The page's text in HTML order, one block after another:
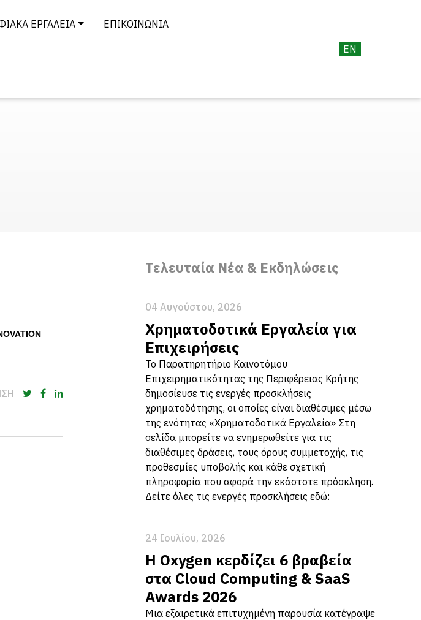
ΕΡΓΑΛΕΊΑ ΕΠΙΚΟΙΝΩΝΊΑ
EN
Τελευταία Νέα & Εκδηλώσεις
04 Αυγούστου, 2026
Χρηματοδοτικά Εργαλεία για
Επιχειρήσεις
Το Παρατηρητήριο Καινοτόμου
Επιχειρηματικότητας της Περιφέρειας Κρήτης
δημοσίευσε τις ενεργές προσκλήσεις
χρηματοδότησης, οι οποίες είναι διαθέσιμες μέσω
της ενότητας «Χρηματοδοτικά Εργαλεία» Στη
σελίδα μπορείτε να ενημερωθείτε για τις
διαθέσιμες δράσεις, τους όρους συμμετοχής, τις
προθεσμίες υποβολής και κάθε σχετική
πληροφορία που αφορά την εκάστοτε πρόσκληση.
Δείτε όλες τις ενεργές προσκλήσεις εδώ:
24 Ιουλίου, 2026
Η Oxygen κερδίζει 6 βραβεία
στα Cloud Computing & SaaS
Awards 2026
Μια εξαιρετικά επιτυχημένη παρουσία κατέγραψε